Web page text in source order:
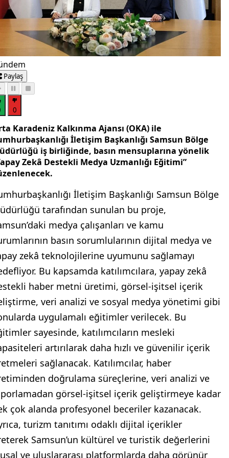
Paylaş
0
Karadeniz Kalkınma Ajansı (OKA) ile
İletişim Başkanlığı Samsun Bölge
iş birliğinde, basın mensuplarına yönelik
Zekâ Destekli Medya Uzmanlığı Eğitimi”
İletişim Başkanlığı Samsun Bölge
tarafından sunulan bu proje,
medya çalışanları ve kamu
basın sorumlularının dijital medya ve
zekâ teknolojilerine uyumunu sağlamayı
Bu kapsamda katılımcılara, yapay zekâ
haber metni üretimi, görsel-işitsel içerik
veri analizi ve sosyal medya yönetimi gibi
uygulamalı eğitimler verilecek. Bu
sayesinde, katılımcıların mesleki
artırılarak daha hızlı ve güvenilir içerik
sağlanacak. Katılımcılar, haber
doğrulama süreçlerine, veri analizi ve
görsel-işitsel içerik geliştirmeye kadar
çok alanda profesyonel beceriler kazanacak.
turizm tanıtımı odaklı dijital içerikler
Samsun’un kültürel ve turistik değerlerini
ve uluslararası platformlarda daha görünür